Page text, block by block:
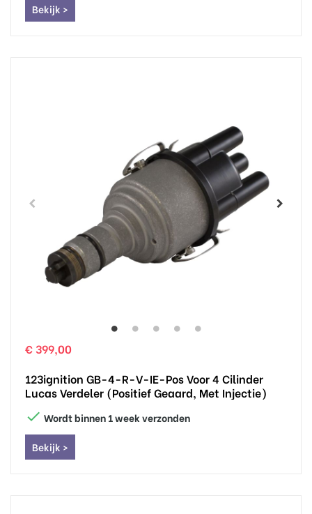
Bekijk >
€ 399,00
123ignition GB-4-R-V-IE-Pos Voor 4 Cilinder
Lucas Verdeler (positief Geaard, Met Injectie)
 Wordt binnen 1 week verzonden
Bekijk >